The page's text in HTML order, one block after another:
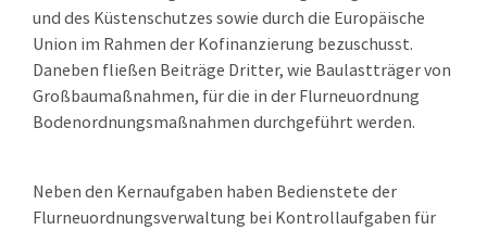
und des Küstenschutzes sowie durch die Europäische
Union im Rahmen der Kofinanzierung bezuschusst.
Daneben fließen Beiträge Dritter, wie Baulastträger von
Großbaumaßnahmen, für die in der Flurneuordnung
Bodenordnungsmaßnahmen durchgeführt werden.
Neben den Kernaufgaben haben Bedienstete der
Flurneuordnungsverwaltung bei Kontrollaufgaben für